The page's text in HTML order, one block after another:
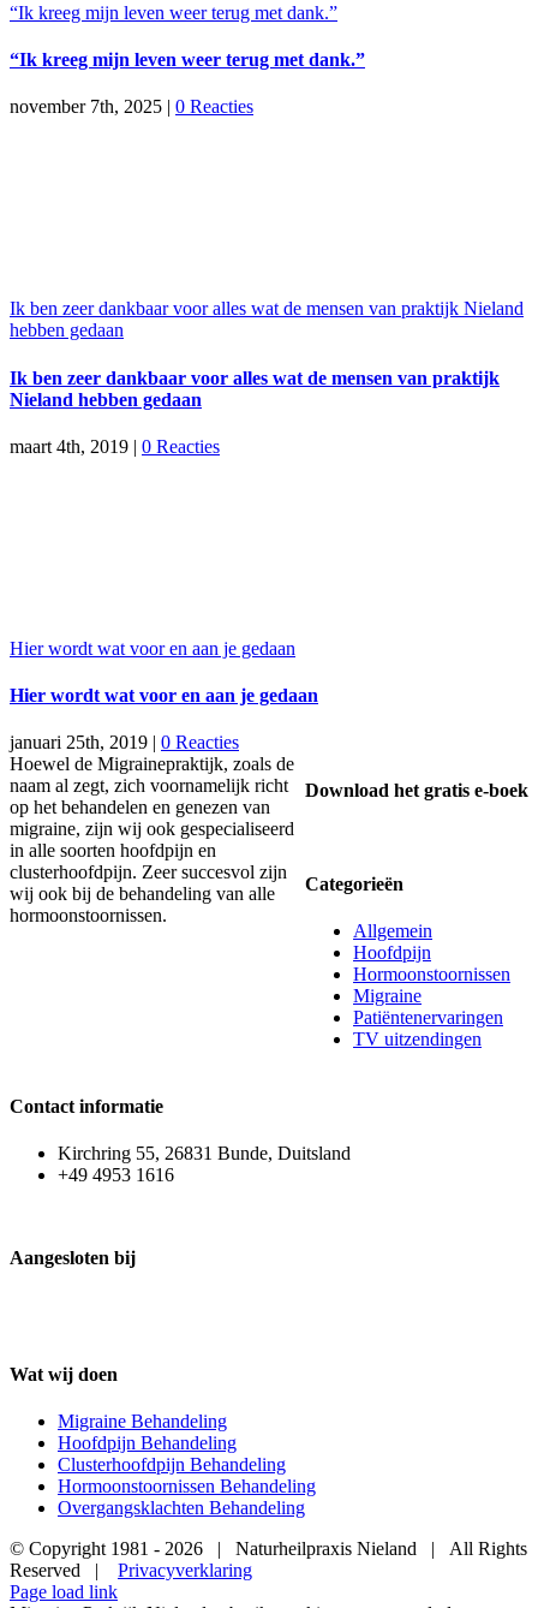
“Ik kreeg mijn leven weer terug met dank.”
“Ik kreeg mijn leven weer terug met dank.”
november 7th, 2025 | 0 Reacties
Ik ben zeer dankbaar voor alles wat de mensen van praktijk Nieland
hebben gedaan
Ik ben zeer dankbaar voor alles wat de mensen van praktijk
Nieland hebben gedaan
maart 4th, 2019 | 0 Reacties
Hier wordt wat voor en aan je gedaan
Hier wordt wat voor en aan je gedaan
januari 25th, 2019 | 0 Reacties
Download het gratis e-boek
Categorieën
Allgemein
Hoofdpijn
Hormoonstoornissen
Migraine
Patiëntenervaringen
TV uitzendingen
Hoewel de Migrainepraktijk, zoals de
naam al zegt, zich voornamelijk richt
op het behandelen en genezen van
migraine, zijn wij ook gespecialiseerd
in alle soorten hoofdpijn en
clusterhoofdpijn. Zeer succesvol zijn
wij ook bij de behandeling van alle
hormoonstoornissen.
Contact informatie
Kirchring 55, 26831 Bunde, Duitsland
+49 4953 1616
Aangesloten bij
Wat wij doen
Migraine Behandeling
Hoofdpijn Behandeling
Clusterhoofdpijn Behandeling
Hormoonstoornissen Behandeling
Overgangsklachten Behandeling
© Copyright 1981 - 2026 | Naturheilpraxis Nieland | All Rights
Reserved | Privacyverklaring
Page load link